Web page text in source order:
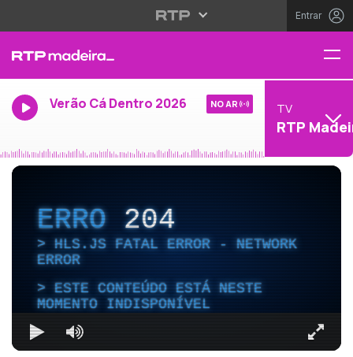
Entrar
Verão Cá Dentro 2026 NO AR TV
RTP
ERRO204
HLS.JS FATAL ERROR - NETWORK
ERROR
ESTE CONTEÚDO ESTÁ NESTE
MOMENTO INDISPONÍVEL